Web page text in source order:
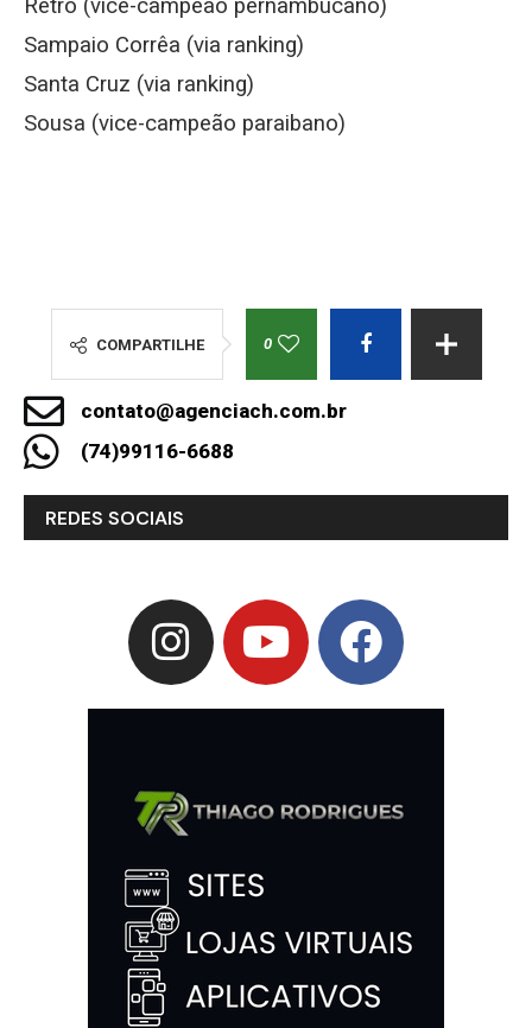
Retrô (vice-campeão pernambucano)
Sampaio Corrêa (via ranking)
Santa Cruz (via ranking)
Sousa (vice-campeão paraibano)
COMPARTILHE 0
contato@agenciach.com.br
(74)99116-6688
REDES SOCIAIS